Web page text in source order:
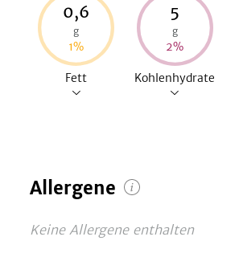
0,6
g
1%
Fett
5
g
2%
Kohlenhydrate
Allergene
Keine Allergene enthalten